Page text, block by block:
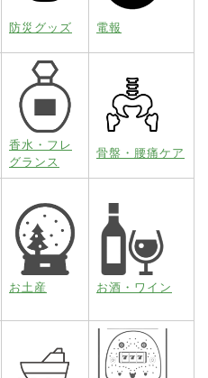
防災グッズ 電報
香水・フレ
グランス
骨盤・腰痛ケア
お土産 お酒・ワイン